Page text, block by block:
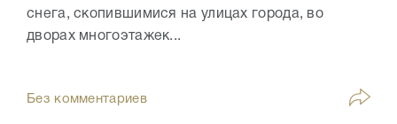
снега, скопившимися на улицах города, во
дворах многоэтажек...
Без комментариев